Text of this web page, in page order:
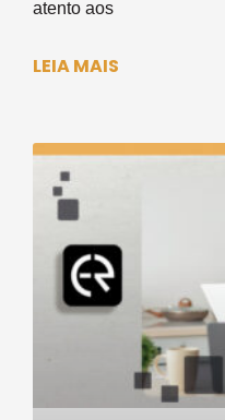
atento aos
LEIA MAIS